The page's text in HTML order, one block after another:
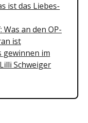
ist das Liebes-
an den OP-
ist
gewinnen im
Schweiger